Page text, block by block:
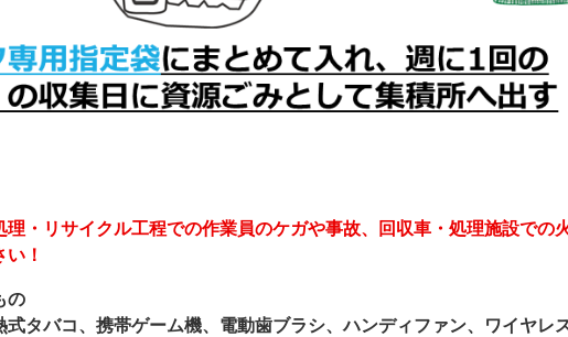
・リサイクル工程での作業員のケガや事故、回収車・処理施設での
！
の
式タバコ、携帯ゲーム機、電動歯ブラシ、ハンディファン、ワイヤレ